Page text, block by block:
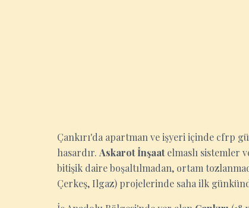
Çankırı'da apartman ve işyeri içinde cfrp
hasardır. Askarot İnşaatelmaslı sistemler
bitişik daire boşaltılmadan, ortam
Çerkeş, Ilgaz) projelerinde saha ilk